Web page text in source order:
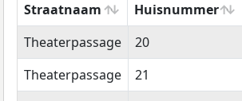
Straatnaam Huisnummer
Straatnaam
Huisnummer
Theaterpassage 20
Theaterpassage
21